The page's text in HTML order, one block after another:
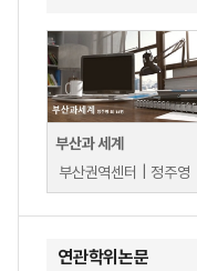
부산과 세계
부산권역센터 | 정주영
연관학위논문